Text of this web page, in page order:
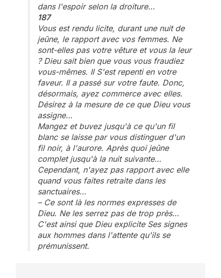
dans l'espoir selon la droiture…
187
Vous est rendu licite, durant une nuit de
jeûne, le rapport avec vos femmes. Ne
sont-elles pas votre vêture et vous la leur
? Dieu sait bien que vous vous fraudiez
vous-mêmes. Il S'est repenti en votre
faveur. Il a passé sur votre faute. Donc,
désormais, ayez commerce avec elles.
Désirez à la mesure de ce que Dieu vous
assigne…
Mangez et buvez jusqu'à ce qu'un fil
blanc se laisse par vous distinguer d'un
fil noir, à l'aurore. Après quoi jeûne
complet jusqu'à la nuit suivante…
Cependant, n'ayez pas rapport avec elle
quand vous faites retraite dans les
sanctuaires…
– Ce sont là les normes expresses de
Dieu. Ne les serrez pas de trop près…
C'est ainsi que Dieu explicite Ses signes
aux hommes dans l'attente qu'ils se
prémunissent.